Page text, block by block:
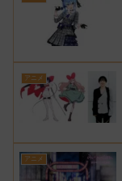
アニメ
アニメ